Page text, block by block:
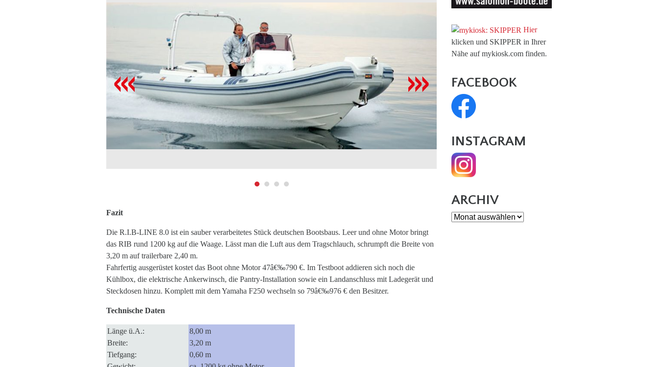
Fazit
Die R.I.B-LINE 8.0 ist ein sauber verarbeitetes Stück deutschen Bootsbaus. Leer und ohne Motor bringt
das RIB rund 1200 kg auf die Waage. Lässt man die Luft aus dem Tragschlauch, schrumpft die Breite von
3,20 m auf trailerbare 2,40 m.
Fahrfertig ausgerüstet kostet das Boot ohne Motor 47â€‰790 €. Im Testboot addieren sich noch die
Kühlbox, die elektrische Ankerwinsch, die Pantry-Installation sowie ein Landanschluss mit Ladegerät und
Steckdosen hinzu. Komplett mit dem Yamaha F250 wechseln so 79â€‰976 € den Besitzer.
Technische Daten
Länge ü.A.:
Breite:
Tiefgang:
8,00 m
3,20 m
0,60 m
Hier
klicken und SKIPPER in Ihrer
Nähe auf mykiosk.com finden.
FACEBOOK
INSTAGRAM
ARCHIV
Archiv